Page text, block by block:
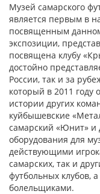
Музей самарского
является первым в
посвященным
экспозиции,
посвящена клубу
достойно
России, так и за
который в 2011 году
истории других
куйбышевские
самарский «Юнит» и
оборудования для
действующими
самарских, так и
футбольных клубов,
болельщиками.